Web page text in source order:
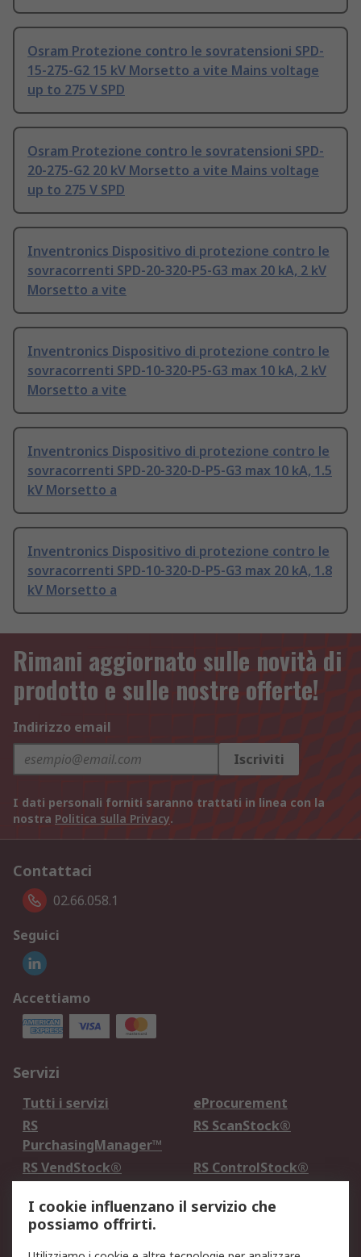
Osram Protezione contro le sovratensioni SPD-
15-275-G2 15 kV Morsetto a vite Mains voltage
up to 275 V SPD
Osram Protezione contro le sovratensioni SPD-
20-275-G2 20 kV Morsetto a vite Mains voltage
up to 275 V SPD
Inventronics Dispositivo di protezione contro le
sovracorrenti SPD-20-320-P5-G3 max 20 kA, 2 kV
Morsetto a vite
Inventronics Dispositivo di protezione contro le
sovracorrenti SPD-10-320-P5-G3 max 10 kA, 2 kV
Morsetto a vite
Inventronics Dispositivo di protezione contro le
sovracorrenti SPD-20-320-D-P5-G3 max 10 kA, 1.5
kV Morsetto a
Inventronics Dispositivo di protezione contro le
sovracorrenti SPD-10-320-D-P5-G3 max 20 kA, 1.8
kV Morsetto a
Rimani aggiornato sulle novità di
prodotto e sulle nostre offerte!
Indirizzo email
Iscriviti
I dati personali forniti saranno trattati in linea con la
nostra Politica sulla Privacy.
Contattaci
02.66.058.1
Seguici
Accettiamo
Servizi
Tutti i servizi
eProcurement
RS
PurchasingManager™
RS ScanStock®
RS VendStock®
RS ControlStock®
Legale
I cookie influenzano il servizio che
possiamo offrirti.